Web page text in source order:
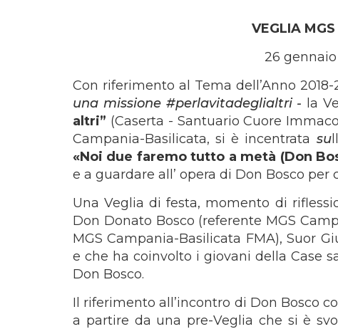
VEGLIA
26
Con riferimento al Tema dell’Anno 2018-
una missione #perlavitadeglialtri - la
altri” (Caserta - Santuario Cuore
Campania-Basilicata, si è incentrata su
«Noi due faremo tutto a metà (Don
e a guardare all’ opera di Don Bosco per
Una Veglia di festa, momento di
Don Donato Bosco (referente MGS
MGS Campania-Basilicata FMA), Suor
e che ha coinvolto i giovani della Case
Don Bosco.
Il riferimento all’incontro di Don Bosco
a partire da una pre-Veglia che si è